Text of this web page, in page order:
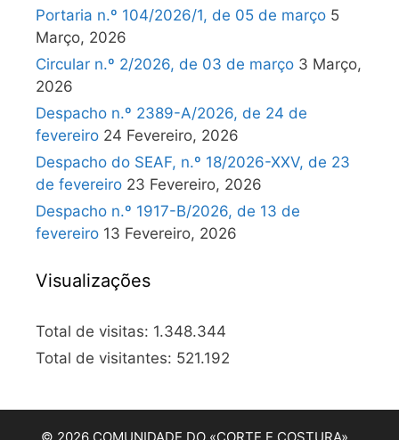
Portaria n.º 104/2026/1, de 05 de março 5
Março, 2026
Circular n.º 2/2026, de 03 de março 3 Março,
2026
Despacho n.º 2389-A/2026, de 24 de
fevereiro 24 Fevereiro, 2026
Despacho do SEAF, n.º 18/2026-XXV, de 23
de fevereiro 23 Fevereiro, 2026
Despacho n.º 1917-B/2026, de 13 de
fevereiro 13 Fevereiro, 2026
Visualizações
Total de visitas: 1.348.344
Total de visitantes: 521.192